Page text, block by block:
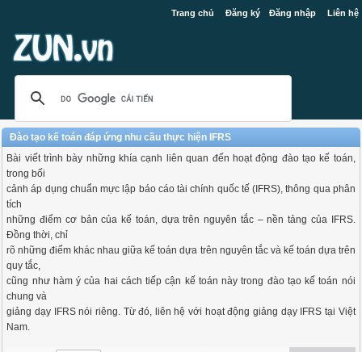
Trang chủ Đăng ký Đăng nhập Liên hệ
Đào tạo kế toán đáp ứng nhu cầu thực hiện IFRS
Bài viết trình bày những khía cạnh liên quan đến hoạt động đào tạo kế toán,
trong bối
cảnh áp dụng chuẩn mực lập báo cáo tài chính quốc tế (IFRS), thông qua phân
tích
những điểm cơ bản của kế toán, dựa trên nguyên tắc – nền tảng của IFRS.
Đồng thời, chỉ
rõ những điểm khác nhau giữa kế toán dựa trên nguyên tắc và kế toán dựa trên
quy tắc,
cũng như hàm ý của hai cách tiếp cận kế toán này trong đào tạo kế toán nói
chung và
giảng dạy IFRS nói riêng. Từ đó, liên hệ với hoạt động giảng dạy IFRS tại Việt
Nam.